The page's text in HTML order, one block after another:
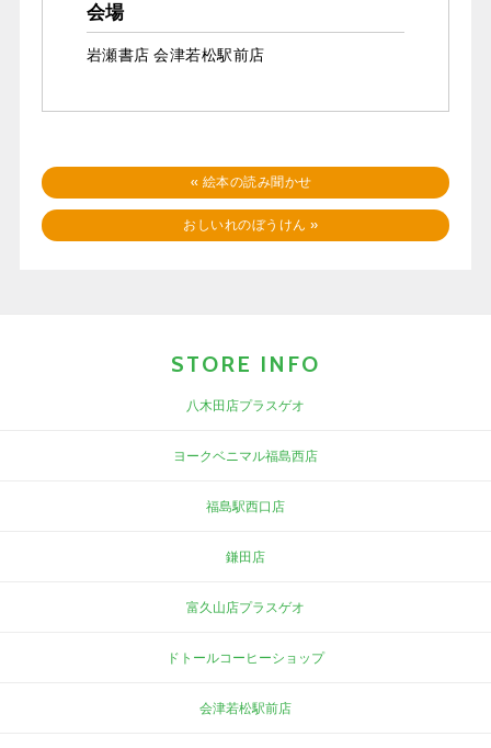
会場
岩瀬書店 会津若松駅前店
« 絵本の読み聞かせ
おしいれのぼうけん»
STORE INFO
八木田店プラスゲオ
ヨークベニマル福島西店
福島駅西口店
鎌田店
富久山店プラスゲオ
ドトールコーヒーショップ
会津若松駅前店